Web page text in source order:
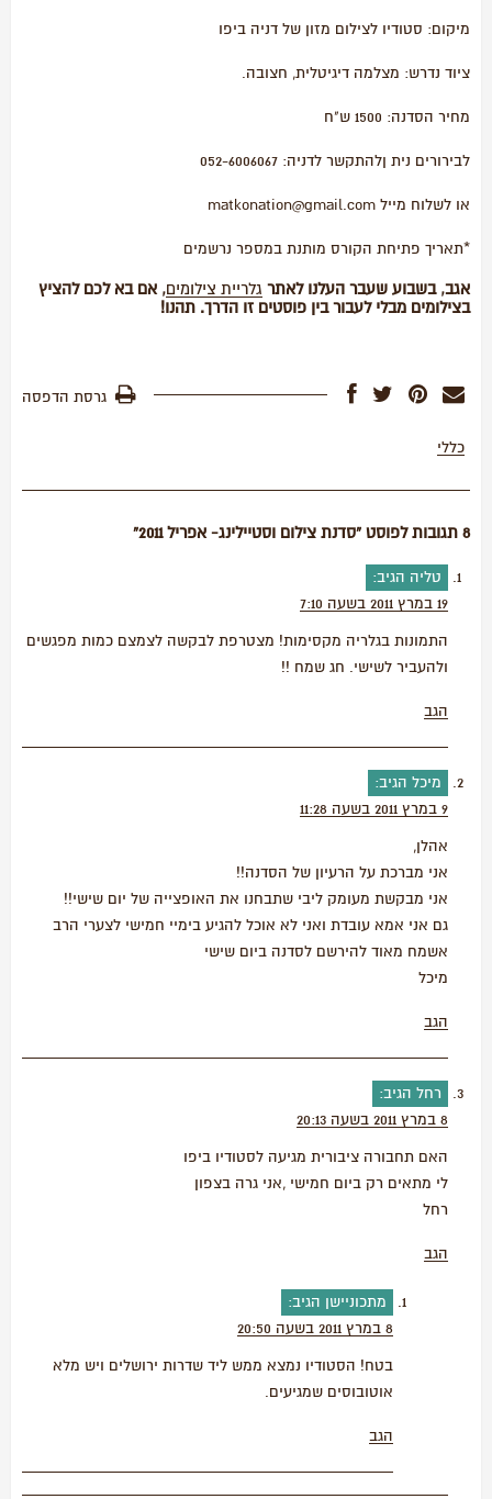
מיקום: סטודיו לצילום מזון של דניה ביפו
ציוד נדרש: מצלמה דיגיטלית, חצובה.
מחיר הסדנה: 1500 ש"ח
לבירורים נית ןלהתקשר לדניה: 052-6006067
או לשלוח מייל matkonation@gma il.com
*תאריך פתיחת הקורס מותנת במספר נרשמים
אגב, בשבוע שעבר העלנו לאתר גלריית צילומים, אם בא לכם להציץ
בצילומים מבלי לעבור בין פוסטים זו הדרך. תהנו!
גרסת הדפסה
כללי
8 תגובות לפוסט “סדנת צילום וסטיילינג- אפריל 2011”
טליה הגיב:
19 במרץ 2011 בשעה 7:10
התמונות בגלריה מקסימות! מצטרפת לבקשה לצמצם כמות מפגשים
ולהעביר לשישי. חג שמח !!
הגב
מיכל הגיב:
9 במרץ 2011 בשעה 11:28
אהלן,
אני מברכת על הרעיון של הסדנה!!
אני מבקשת מעומק ליבי שתבחנו את האופצייה של יום שישי!!
גם אני אמא עובדת ואני לא אוכל להגיע בימיי חמישי לצערי הרב
אשמח מאוד להירשם לסדנה ביום שישי
מיכל
הגב
רחל הגיב:
8 במרץ 2011 בשעה 20:13
האם תחבורה ציבורית מגיעה לסטודיו ביפו
לי מתאים רק ביום חמישי ,אני גרה בצפון
רחל
הגב
מתכוניישן הגיב:
8 במרץ 2011 בשעה 20:50
בטח! הסטודיו נמצא ממש ליד שדרות ירושלים ויש מלא
אוטובוסים שמגיעים.
הגב